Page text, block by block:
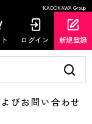
KADOKAWA Group
ログイン 新規登録
びお問い合わせ